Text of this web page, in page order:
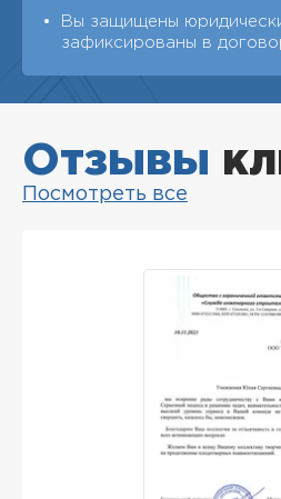
Вы защищены
зафиксированы в
Отзывы
Посмотреть все